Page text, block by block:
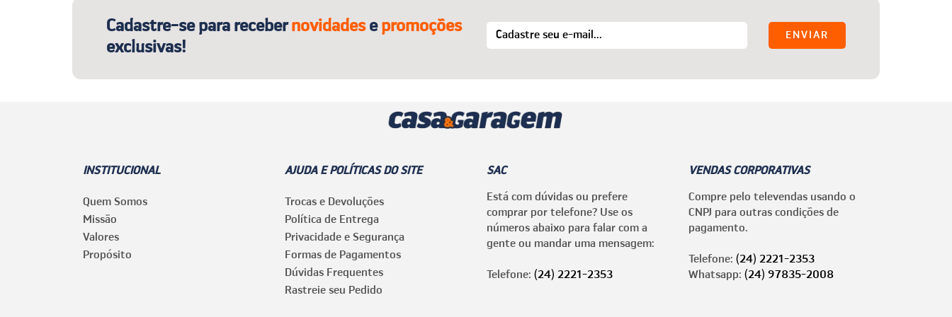
Cadastre-se para recebernovidadesepromoções
exclusivas!
INSTITUCIONAL
Quem Somos
Missão
Valores
Propósito
AJUDA E POLÍTICAS DO SITE
Trocas e Devoluções
Política de Entrega
Privacidade e Segurança
Formas de Pagamentos
Dúvidas Frequentes
Rastreie seu Pedido
SAC
Está com dúvidas ou prefere
comprar por telefone? Use os
números abaixo para falar com a
gente ou mandar uma mensagem:
Telefone: (24) 2221-2353
VENDAS CORPORATIVAS
Compre pelo televendas usando o
CNPJ para outras condições de
pagamento.
Telefone: (24) 2221-2353
Whatsapp: (24) 97835-2008